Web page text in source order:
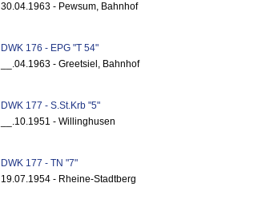
30.04.1963 - Pewsum, Bahnhof
DWK 176 - EPG "T 54"
__.04.1963 - Greetsiel, Bahnhof
DWK 177 - S.St.Krb "5"
__.10.1951 - Willinghusen
DWK 177 - TN "7"
19.07.1954 - Rheine-Stadtberg